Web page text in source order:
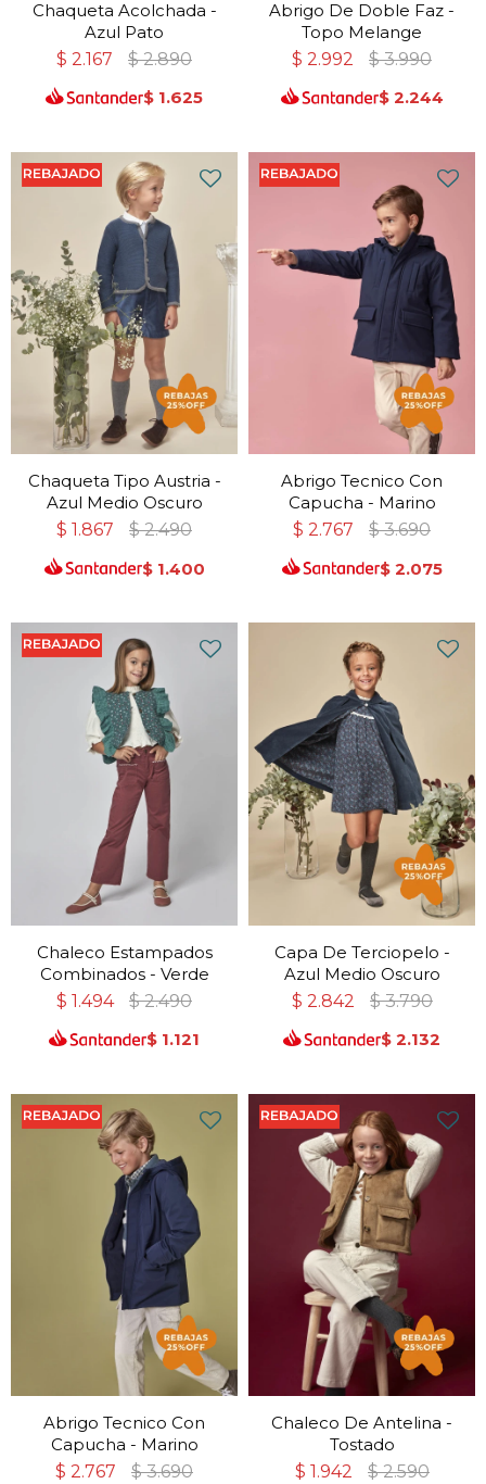
Chaqueta Acolchada -
Azul Pato
$ 2.167 $ 2.890
$ 1.625
Abrigo De Doble Faz -
Topo Melange
$ 2.992 $ 3.990
$ 2.244
Chaqueta Tipo Austria -
Azul Medio Oscuro
$ 1.867 $ 2.490
$ 1.400
Abrigo Tecnico Con
Capucha - Marino
$ 2.767 $ 3.690
$ 2.075
Chaleco Estampados
Combinados - Verde
$ 1.494 $ 2.490
$ 1.121
Capa De Terciopelo -
Azul Medio Oscuro
$ 2.842 $ 3.790
$ 2.132
Abrigo Tecnico Con
Capucha - Marino
$ 2.767 $ 3.690
Chaleco De Antelina -
Tostado
$ 1.942 $ 2.590